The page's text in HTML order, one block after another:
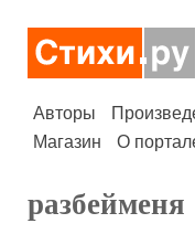
Авторы
Магазин
О
разбейменя